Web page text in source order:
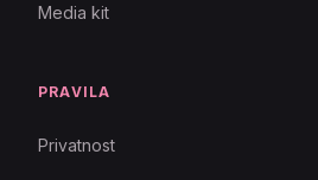
Media kit
PRAVILA
Privatnost